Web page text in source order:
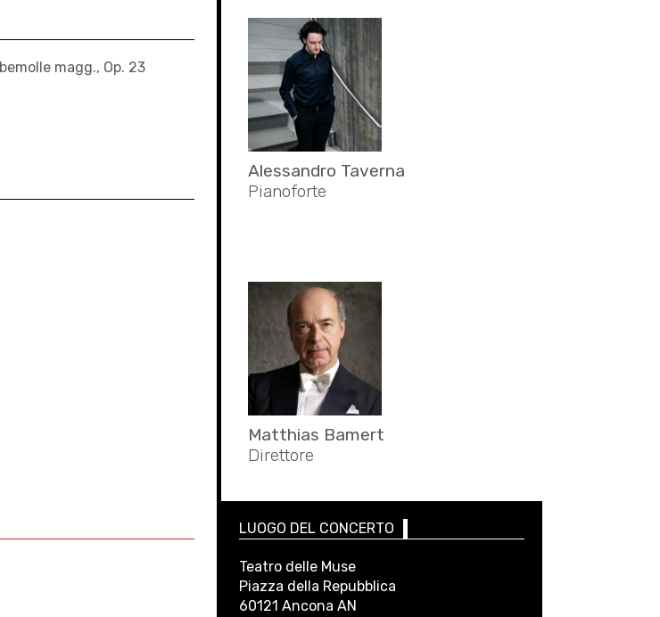
magg., Op. 23
Alessandro Taverna
Pianoforte
Matthias Bamert
Direttore
LUOGO DEL CONCERTO
Teatro delle Muse
Piazza della Repubblica
60121 Ancona AN